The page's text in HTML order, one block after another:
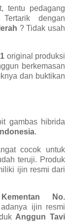
tentu pedagang
dengan
? Tidak usah
original produksi
berkemasan
dan buktikan
gambas hibrida
.
cocok untuk
teruji. Produk
ijin resmi dari
No.
ijin resmi
Anggun Tavi